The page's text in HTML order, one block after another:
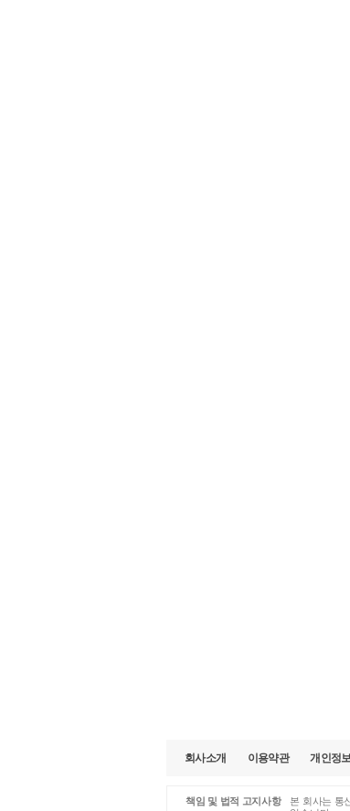
회사소개 이용약관 개인정
책임 및 법적 고지사항
본 회사는 통